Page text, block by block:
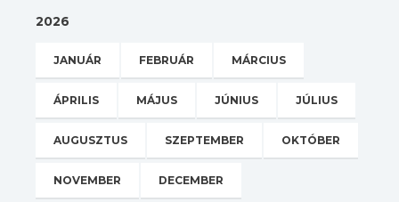
2026
JANUÁR FEBRUÁR MÁRCIUS
ÁPRILIS MÁJUS JÚNIUS JÚLIUS
AUGUSZTUS SZEPTEMBER OKTÓBER
NOVEMBER DECEMBER